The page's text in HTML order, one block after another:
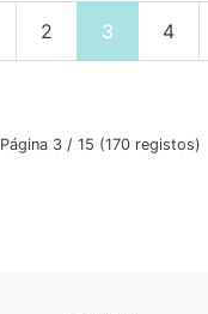
2 3 4
Página 3 / 15 (170 registos)